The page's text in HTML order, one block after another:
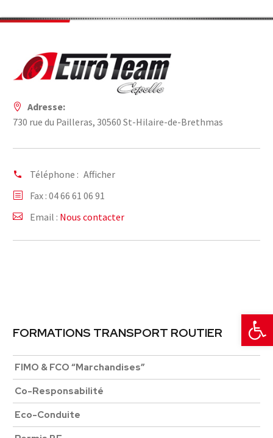
Ouvrir
Adresse:
730 rue du Pailleras, 30560 St-Hilaire-de-Brethmas
Téléphone : Afficher
Fax : 04 66 61 06 91
Email : Nous contacter
FORMATIONS TRANSPORT ROUTIER
FIMO & FCO “Marchandises”
Co-Responsabilité
Eco-Conduite